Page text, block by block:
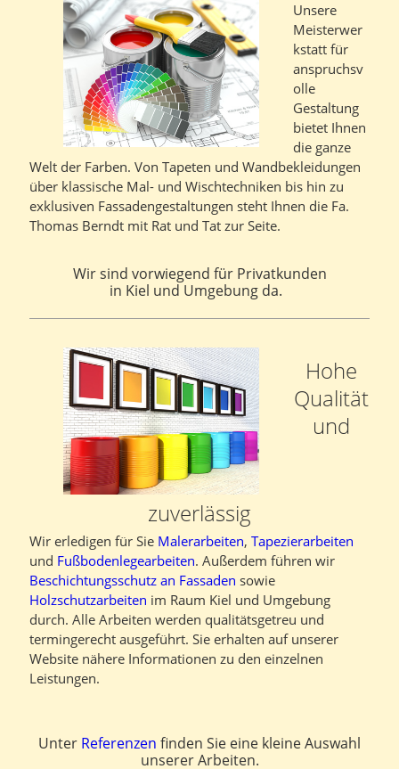
Unsere
Meisterwer
kstatt für
anspruchsv
olle
Gestaltung
bietet Ihnen
die ganze
Welt der Farben. Von Tapeten und Wandbekleidungen
über klassische Mal- und Wischtechniken bis hin zu
exklusiven Fassadengestaltungen steht Ihnen die Fa.
Thomas Berndt mit Rat und Tat zur Seite.
Wir sind vorwiegend für Privatkunden
in Kiel und Umgebung da.
Hohe
Qualität
und
zuverlässig
Wir erledigen für Sie Malerarbeiten, Tapezierarbeiten
und Fußbodenlegearbeiten. Außerdem führen wir
Beschichtungsschutz an Fassaden sowie
Holzschutzarbeiten im Raum Kiel und Umgebung
durch. Alle Arbeiten werden qualitätsgetreu und
termingerecht ausgeführt. Sie erhalten auf unserer
Website nähere Informationen zu den einzelnen
Leistungen.
Unter Referenzen finden Sie eine kleine Auswahl
unserer Arbeiten.